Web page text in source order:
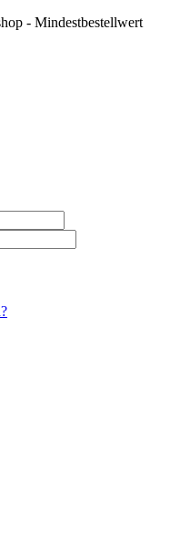
- Mindestbestellwert